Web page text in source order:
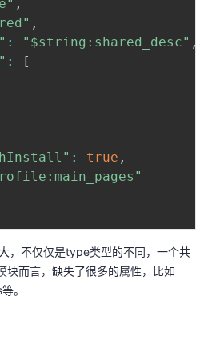
,
,
: "$string:shared_desc" ,
:
[
: true ,
，不仅仅是type类型的不同，一个共
块而言，缺失了很多的属性，比如
。